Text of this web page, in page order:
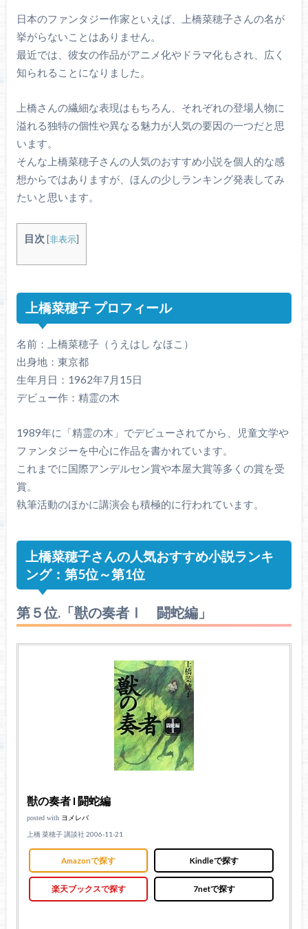
日本のファンタジー作家といえば、上橋菜穂子さんの名が
挙がらないことはありません。
最近では、彼女の作品がアニメ化やドラマ化もされ、広く
知られることになりました。
上橋さんの繊細な表現はもちろん、それぞれの登場人物に
溢れる独特の個性や異なる魅力が人気の要因の一つだと思
います。
そんな上橋菜穂子さんの人気のおすすめ小説を個人的な感
想からではありますが、ほんの少しランキング発表してみ
たいと思います。
目次 [非表示]
上橋菜穂子 プロフィール
名前：上橋菜穂子（うえはし なほこ）
出身地：東京都
生年月日：1962年7月15日
デビュー作：精霊の木
1989年に「精霊の木」でデビューされてから、児童文学や
ファンタジーを中心に作品を書かれています。
これまでに国際アンデルセン賞や本屋大賞等多くの賞を受
賞。
執筆活動のほかに講演会も積極的に行われています。
上橋菜穂子さんの人気おすすめ小説ランキ
ング：第5位～第1位
第５位.「獣の奏者Ⅰ 闘蛇編」
獣の奏者 I 闘蛇編
posted with ヨメレバ
上橋 菜穂子 講談社 2006-11-21
Amazonで探す Kindleで探す
楽天ブックスで探す 7netで探す